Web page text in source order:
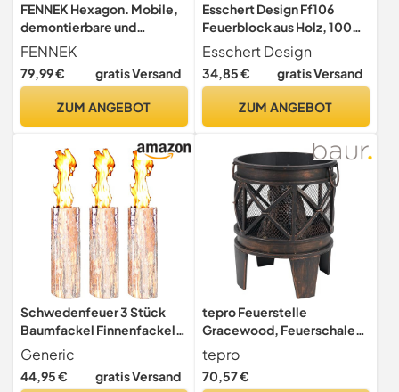
FENNEK Hexagon. Mobile,
demontierbare und
steckbare Feuerschale aus
Edelstahl.
FENNEK
79,99 € gratis Versand
ZUM ANGEBOT
Esschert Design Ff106
Feuerblock aus Holz, 100
cm
Esschert Design
34,85 € gratis Versand
ZUM ANGEBOT
Schwedenfeuer 3 Stück
Baumfackel Finnenfackel
Gartenfackel Fackel H 60
cm D 15-20 cm
Generic
44,95 € gratis Versand
tepro Feuerstelle
Gracewood, Feuerschale
Outdoor, Feuerkorb für den
Garten, mit Schürhaken,
Maße ca. 42 x 42 x 53 cm
tepro
70,57 €